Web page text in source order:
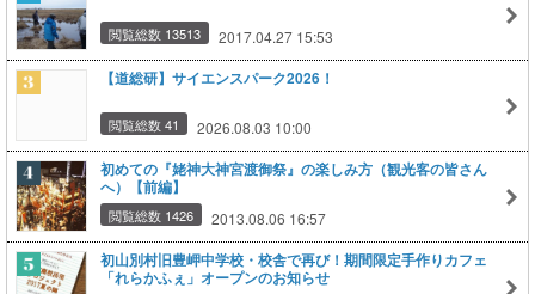
閲覧総数 13513 2017.04.27 15:53
【道総研】サイエンスパーク2026！
閲覧総数 41 2026.08.03 10:00
初めての『姥神大神宮渡御祭』の楽しみ方（観光客の皆さん
へ）【前編】
閲覧総数 1426 2013.08.06 16:57
初山別村旧豊岬中学校・校舎で再び！期間限定手作りカフェ
「れらかふぇ」オープンのお知らせ